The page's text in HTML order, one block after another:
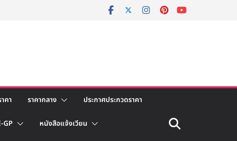
คา ราคากลาง ประกาศประกวดราคา
GP หนังสือแจ้งเวียน